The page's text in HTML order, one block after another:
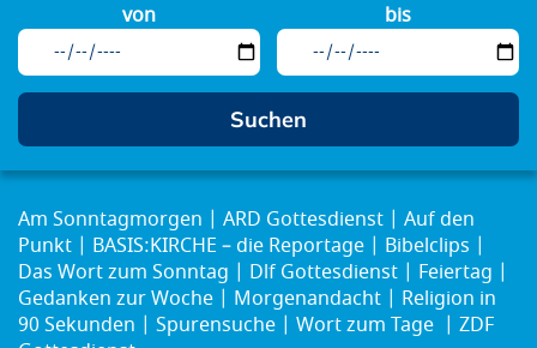
von bis
Am Sonntagmorgen ARD Gottesdienst
Auf den
Punkt
BASIS:KIRCHE – die Reportage
Bibelclips
Das Wort zum Sonntag
Dlf Gottesdienst
Feiertag
Gedanken zur Woche
Morgenandacht
Religion in
90 Sekunden
Spurensuche Wort zum Tage
ZDF